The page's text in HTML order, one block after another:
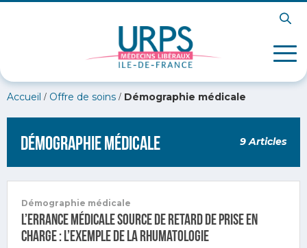
Accueil / Offre de soins / Démographie médicale
Démographie médicale 9 Articles
Démographie médicale
L’errance médicale source de retard de prise en
charge : l’exemple de la rhumatologie